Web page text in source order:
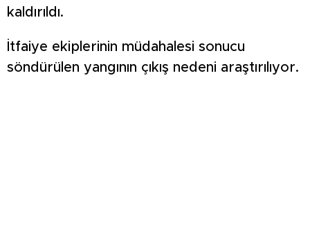
kaldırıldı.
İtfaiye ekiplerinin müdahalesi sonucu
söndürülen yangının çıkış nedeni araştırılıyor.